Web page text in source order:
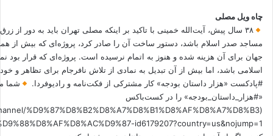
چاه ویل مصلی
۳۸ سال پیش، آیت‌الله خمینی با تاکید بر اینکه مصلی تهران باید به دور از
مساجد صدر اسلام باشد، دستور ساخت آن را صادر کرد، پروژه‌ای که بیش از
جهان برای آن هزینه شده و هنوز به اتمام نرسیده است. پروژه‌ای که قرار بود
اسلامی باشد، اما بیش از آن تبدیل به نمادی از تلاش نافرجام برای تظاهر و
#پادکست «هزار داستان بودجه» کار مشترکی از فکت‌نامه و رادیوفردا.
شما
«#هزار_داستان_بودجه» را در کست‌باکس
%D9%87%D8%B2%D8%A7%D8%B1%D8%AF%D8%A7%D8%B3